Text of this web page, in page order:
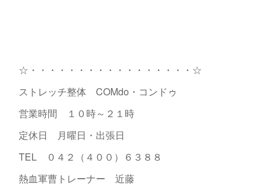
☆・・・・・・・・・・・・・・・・・☆
ストレッチ整体 COMdo・コンドゥ
営業時間 １０時～２１時
定休日 月曜日・出張日
TEL ０４２（４００）６３８８
熱血軍曹トレーナー 近藤